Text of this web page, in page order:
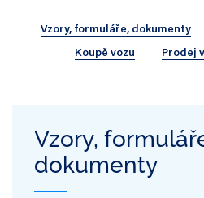
Vzory, formuláře, dokumenty
Koupě vozu
Prodej
Vzory,
dokumenty